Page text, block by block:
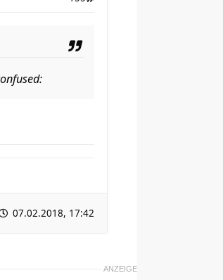
07.02.2018, 17:42
ANZEIGE